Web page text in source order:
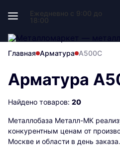
Ежедневно с 9:00 до
18:00
Главная Арматура А500С
Арматура
Найдено товаров: 20
Металлобаза Металл-МК
конкурентным ценам от
Москве и области в день